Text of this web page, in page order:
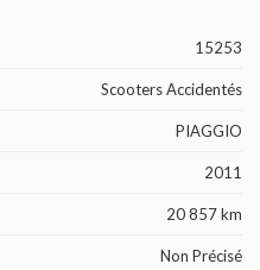
15253
Scooters Accidentés
PIAGGIO
2011
20 857 km
Non Précisé